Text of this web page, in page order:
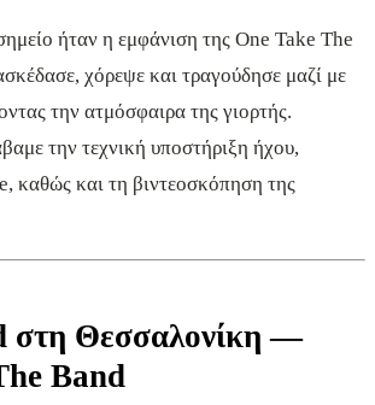
ήταν η εμφάνιση της One Take The
χόρεψε και τραγούδησε μαζί με
την ατμόσφαιρα της γιορτής.
την τεχνική υποστήριξη ήχου,
καθώς και τη βιντεοσκόπηση της
στη Θεσσαλονίκη —
Band